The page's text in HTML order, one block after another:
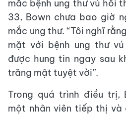
mắc bệnh ung thư vú hồi
33, Bown chưa bao giờ
mắc ung thư. “Tôi nghĩ
mặt với bệnh ung thư
được hung tin ngay sau
trăng mật tuyệt vời”.
Trong quá trình điều trị,
một nhân viên tiếp thị và